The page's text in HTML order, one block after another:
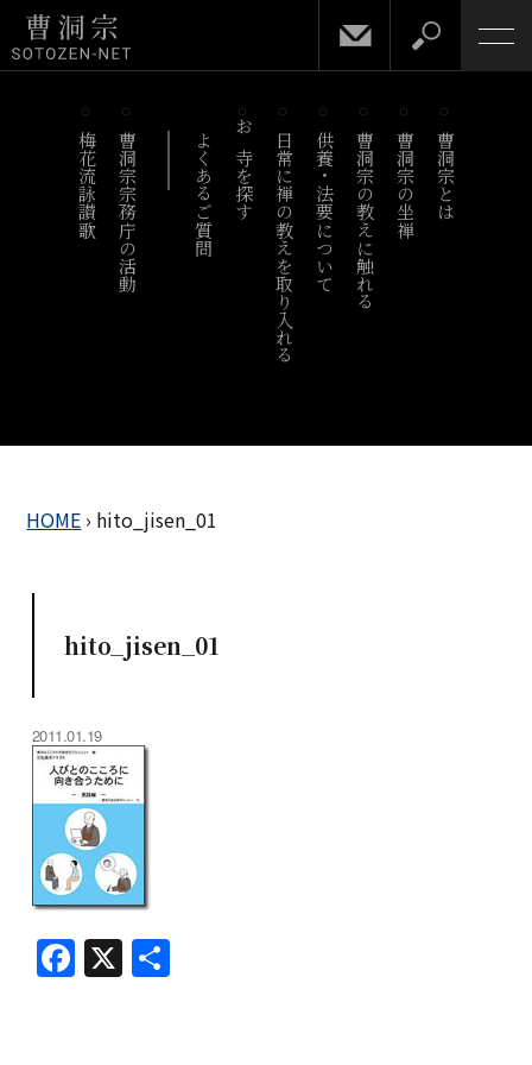
梅花流詠讃歌 曹洞宗宗務庁の活動 よくあるご質問 お寺を探す 日常に禅の教えを取り入れる供養・法要について曹洞宗の教えに触れる 曹洞宗の坐禅 曹洞宗とは
HOME › hito_jisen_01
hito_jisen_01
2011.01.19
F
a
X 共